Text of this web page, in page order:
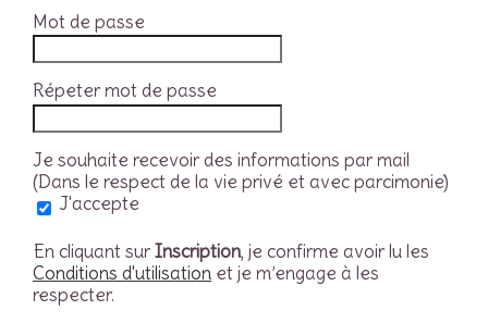
Mot de passe
Répeter mot de passe
Je souhaite recevoir des informations par mail
(Dans le respect de la vie privé et avec parcimonie)
J'accepte
En cliquant surInscription, je confirme avoir lu les
Conditions d'utilisation et je m’engage à les
respecter.